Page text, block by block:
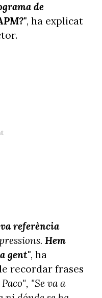
de
, ha explicat
referència
Hem
gent", ha
recordar frases
"Se va a